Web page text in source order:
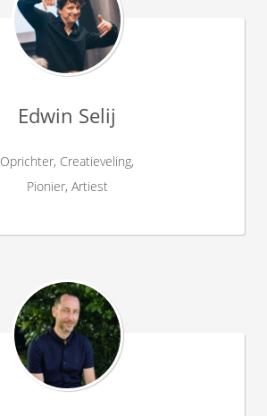
Edwin Selij
Oprichter, Creatieveling,
Pionier, Artiest